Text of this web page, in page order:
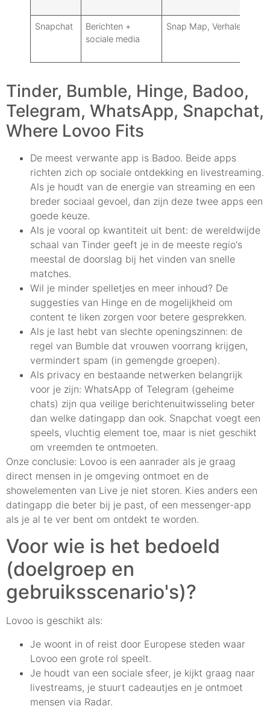
Snapchat
Berichten +
sociale media
Snap Map, Verhalen
Tinder, Bumble, Hinge, Badoo,
Telegram, WhatsApp, Snapchat,
Where Lovoo Fits
De meest verwante app is Badoo. Beide apps
richten zich op sociale ontdekking en livestreaming.
Als je houdt van de energie van streaming en een
breder sociaal gevoel, dan zijn deze twee apps een
goede keuze.
Als je vooral op kwantiteit uit bent: de wereldwijde
schaal van Tinder geeft je in de meeste regio's
meestal de doorslag bij het vinden van snelle
matches.
Wil je minder spelletjes en meer inhoud? De
suggesties van Hinge en de mogelijkheid om
content te liken zorgen voor betere gesprekken.
Als je last hebt van slechte openingszinnen: de
regel van Bumble dat vrouwen voorrang krijgen,
vermindert spam (in gemengde groepen).
Als privacy en bestaande netwerken belangrijk
voor je zijn: WhatsApp of Telegram (geheime
chats) zijn qua veilige berichtenuitwisseling beter
dan welke datingapp dan ook. Snapchat voegt een
speels, vluchtig element toe, maar is niet geschikt
om vreemden te ontmoeten.
Onze conclusie: Lovoo is een aanrader als je graag
direct mensen in je omgeving ontmoet en de
showelementen van Live je niet storen. Kies anders een
datingapp die beter bij je past, of een messenger-app
als je al te ver bent om ontdekt te worden.
Voor wie is het bedoeld
(doelgroep en
gebruiksscenario's)?
Lovoo is geschikt als:
Je woont in of reist door Europese steden waar
Lovoo een grote rol speelt.
Je houdt van een sociale sfeer, je kijkt graag naar
livestreams, je stuurt cadeautjes en je ontmoet
mensen via Radar.